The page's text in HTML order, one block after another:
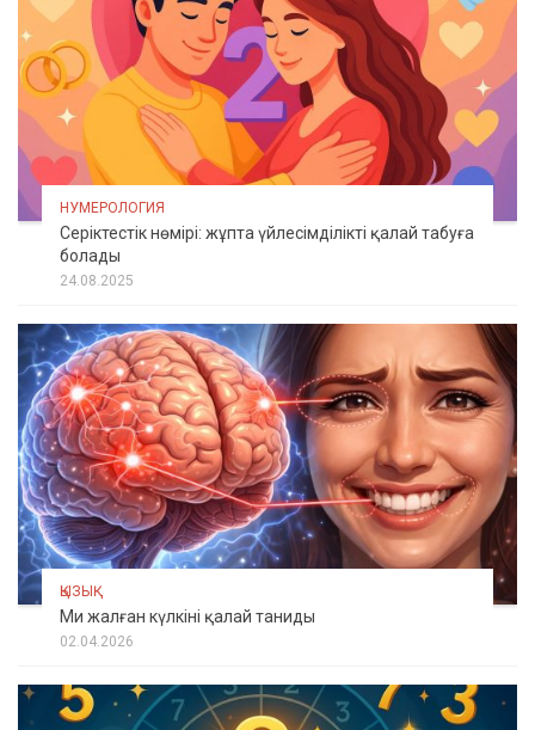
НУМЕРОЛОГИЯ
Серіктестік нөмірі: жұпта үйлесімділікті қалай табуға
болады
24.08.2025
ҚЫЗЫҚ
Ми жалған күлкіні қалай таниды
02.04.2026